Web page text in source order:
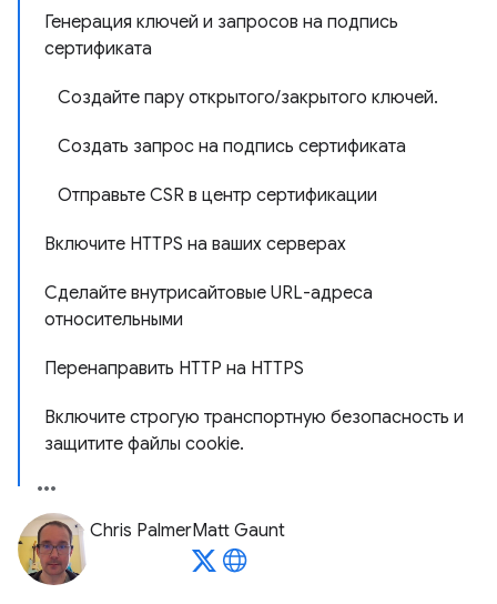
Генерация ключей и запросов на подпись
сертификата
Создайте пару открытого/закрытого ключей.
Создать запрос на подпись сертификата
Отправьте CSR в центр сертификации
Включите HTTPS на ваших серверах
Сделайте внутрисайтовые URL-адреса
относительными
Перенаправить HTTP на HTTPS
Включите строгую транспортную безопасность и
защитите файлы cookie.
Chris PalmerMatt Gaunt